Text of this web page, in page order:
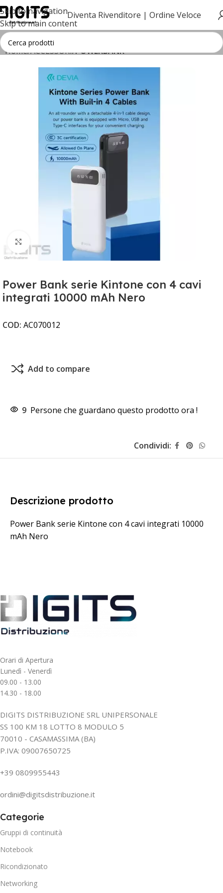
Skip to navigation
Skip to main content
Diventa Rivenditore | Ordine Veloce
Home ACCESSORI POWERBANK
Clicca per ingrandire
Power Bank serie Kintone con 4 cavi
integrati 10000 mAh Nero
COD: AC070012
Add to compare
9 Persone che guardano questo prodotto ora !
Condividi:
Descrizione prodotto
Power Bank serie Kintone con 4 cavi integrati 10000
mAh Nero
Orari di Apertura
Lunedì - Venerdì
09.00 - 13.00
14.30 - 18.00
DIGITS DISTRIBUZIONE SRL UNIPERSONALE
SS 100 KM 18 LOTTO 8 MODULO 5
70010 - CASAMASSIMA (BA)
P.IVA: 09007650725
+39 0809955443
ordini@digitsdistribuzione.it
Categorie
Gruppi di continuità
Notebook
Ricondizionato
Networking